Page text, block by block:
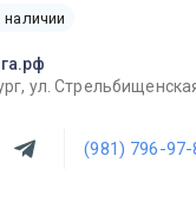
наличии
ул.
(981) 796-97-